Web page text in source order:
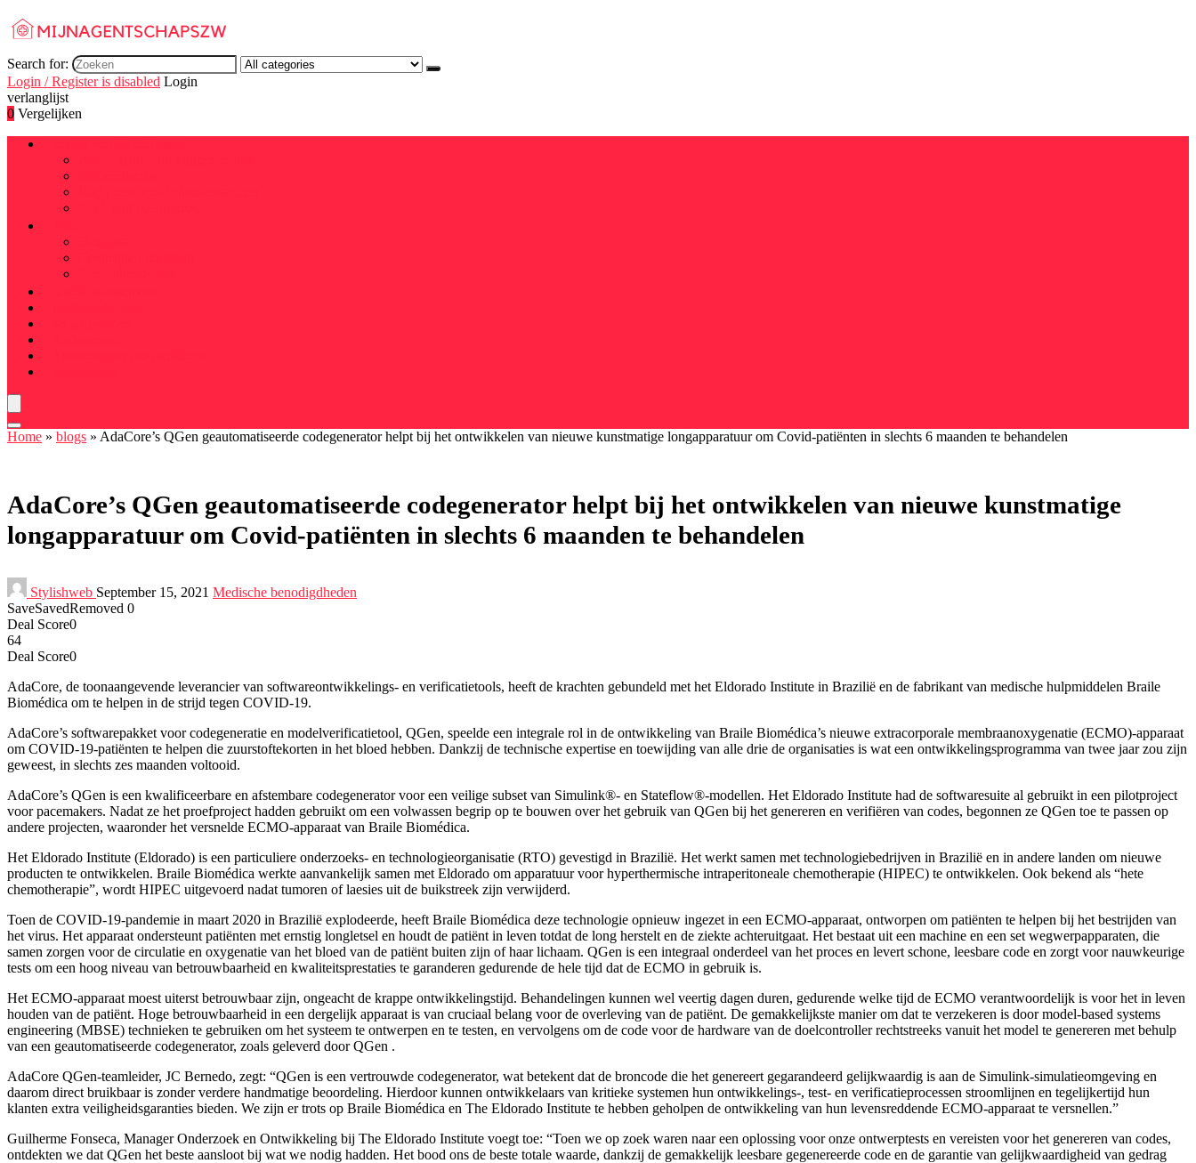
Search for:
Login / Register is disabled Login
verlanglijst
0 Vergelijken
Home » blogs » AdaCore’s QGen geautomatiseerde codegenerator helpt bij het ontwikkelen van nieuwe kunstmatige longapparatuur om Covid-patiënten in slechts 6 maanden te behandelen
AdaCore’s QGen geautomatiseerde codegenerator helpt bij het ontwikkelen van nieuwe kunstmatige
longapparatuur om Covid-patiënten in slechts 6 maanden te behandelen
Stylishweb September 15, 2021 Medische benodigdheden
SaveSavedRemoved 0
Deal Score0
64
Deal Score0
AdaCore, de toonaangevende leverancier van softwareontwikkelings- en verificatietools, heeft de krachten gebundeld met het Eldorado Institute in Brazilië en de fabrikant van medische hulpmiddelen Braile
Biomédica om te helpen in de strijd tegen COVID-19.
AdaCore’s softwarepakket voor codegeneratie en modelverificatietool, QGen, speelde een integrale rol in de ontwikkeling van Braile Biomédica’s nieuwe extracorporale membraanoxygenatie (ECMO)-apparaat
om COVID-19-patiënten te helpen die zuurstoftekorten in het bloed hebben. Dankzij de technische expertise en toewijding van alle drie de organisaties is wat een ontwikkelingsprogramma van twee jaar zou zijn
geweest, in slechts zes maanden voltooid.
AdaCore’s QGen is een kwalificeerbare en afstembare codegenerator voor een veilige subset van Simulink®- en Stateflow®-modellen. Het Eldorado Institute had de softwaresuite al gebruikt in een pilotproject
voor pacemakers. Nadat ze het proefproject hadden gebruikt om een ​​volwassen begrip op te bouwen over het gebruik van QGen bij het genereren en verifiëren van codes, begonnen ze QGen toe te passen op
andere projecten, waaronder het versnelde ECMO-apparaat van Braile Biomédica.
Het Eldorado Institute (Eldorado) is een particuliere onderzoeks- en technologieorganisatie (RTO) gevestigd in Brazilië. Het werkt samen met technologiebedrijven in Brazilië en in andere landen om nieuwe
producten te ontwikkelen. Braile Biomédica werkte aanvankelijk samen met Eldorado om apparatuur voor hyperthermische intraperitoneale chemotherapie (HIPEC) te ontwikkelen. Ook bekend als “hete
chemotherapie”, wordt HIPEC uitgevoerd nadat tumoren of laesies uit de buikstreek zijn verwijderd.
Toen de COVID-19-pandemie in maart 2020 in Brazilië explodeerde, heeft Braile Biomédica deze technologie opnieuw ingezet in een ECMO-apparaat, ontworpen om patiënten te helpen bij het bestrijden van
het virus. Het apparaat ondersteunt patiënten met ernstig longletsel en houdt de patiënt in leven totdat de long herstelt en de ziekte achteruitgaat. Het bestaat uit een machine en een set wegwerpapparaten, die
samen zorgen voor de circulatie en oxygenatie van het bloed van de patiënt buiten zijn of haar lichaam. QGen is een integraal onderdeel van het proces en levert schone, leesbare code en zorgt voor nauwkeurige
tests om een ​​hoog niveau van betrouwbaarheid en kwaliteitsprestaties te garanderen gedurende de hele tijd dat de ECMO in gebruik is.
Het ECMO-apparaat moest uiterst betrouwbaar zijn, ongeacht de krappe ontwikkelingstijd. Behandelingen kunnen wel veertig dagen duren, gedurende welke tijd de ECMO verantwoordelijk is voor het in leven
houden van de patiënt. Hoge betrouwbaarheid in een dergelijk apparaat is van cruciaal belang voor de overleving van de patiënt. De gemakkelijkste manier om dat te verzekeren is door model-based systems
engineering (MBSE) technieken te gebruiken om het systeem te ontwerpen en te testen, en vervolgens om de code voor de hardware van de doelcontroller rechtstreeks vanuit het model te genereren met behulp
van een geautomatiseerde codegenerator, zoals geleverd door QGen .
AdaCore QGen-teamleider, JC Bernedo, zegt: “QGen is een vertrouwde codegenerator, wat betekent dat de broncode die het genereert gegarandeerd gelijkwaardig is aan de Simulink-simulatieomgeving en
daarom direct bruikbaar is zonder verdere handmatige beoordeling. Hierdoor kunnen ontwikkelaars van kritieke systemen hun ontwikkelings-, test- en verificatieprocessen stroomlijnen en tegelijkertijd hun
klanten extra veiligheidsgaranties bieden. We zijn er trots op Braile Biomédica en The Eldorado Institute te hebben geholpen de ontwikkeling van hun levensreddende ECMO-apparaat te versnellen.”
Guilherme Fonseca, Manager Onderzoek en Ontwikkeling bij The Eldorado Institute voegt toe: “Toen we op zoek waren naar een oplossing voor onze ontwerptests en vereisten voor het genereren van codes,
ontdekten we dat QGen het beste aansloot bij wat we nodig hadden. Het bood ons de beste totale waarde, dankzij de gemakkelijk leesbare gegenereerde code en de garantie van gelijkwaardigheid van gedrag